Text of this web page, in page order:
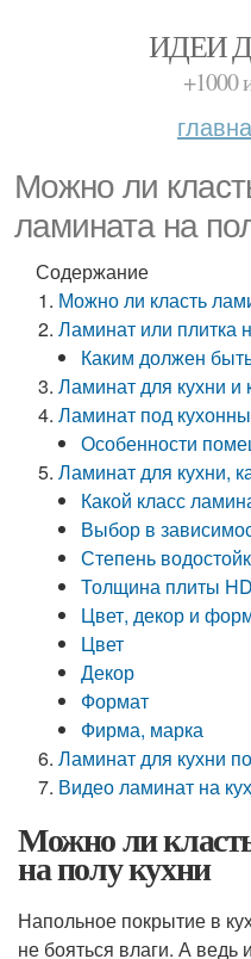
ИДЕИ
+1000
Можно ли
ламината на
Содержание
Можно ли класть
Ламинат или плитка
Каким должен
Ламинат для кухни
Ламинат под
Особенности
Ламинат для кухни,
Какой класс
Выбор в
Степень
Толщина плиты
Цвет, декор и
Цвет
Декор
Формат
Фирма, марка
Ламинат для кухни
Видео ламинат на
Можно ли
на полу кухни
Напольное покрытие в
не бояться влаги. А ведь